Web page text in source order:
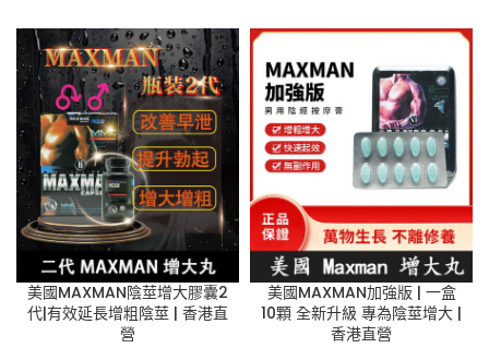
排
序
美國MAXMAN陰莖增大膠囊2
代|有效延長增粗陰莖 | 香港直
營
美國MAXMAN加強版 | 一盒
10顆 全新升級 專為陰莖增大 |
香港直營